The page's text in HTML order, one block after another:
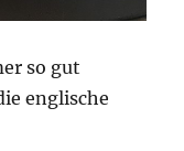
so gut
englische